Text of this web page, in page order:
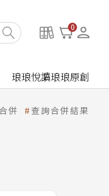
0
琅琅悅讀琅琅原創
併 查詢合併結果